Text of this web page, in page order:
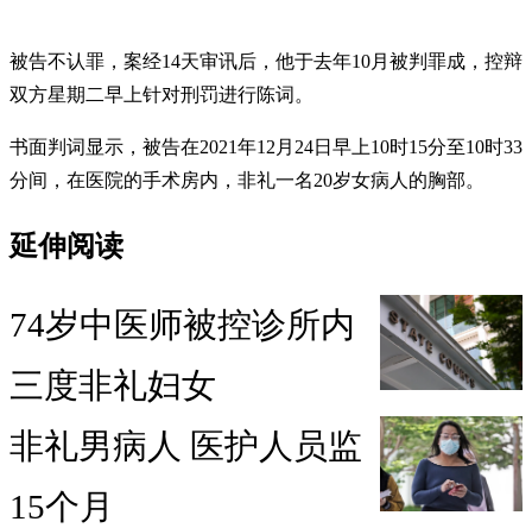
被告不认罪，案经14天审讯后，他于去年10月被判罪成，控辩
双方星期二早上针对刑罚进行陈词。
书面判词显示，被告在2021年12月24日早上10时15分至10时33
分间，在医院的手术房内，非礼一名20岁女病人的胸部。
延伸阅读
74岁中医师被控诊所内
三度非礼妇女
非礼男病人 医护人员监
15个月